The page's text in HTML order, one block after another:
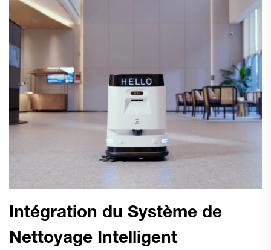
Intégration du Système de
Nettoyage Intelligent